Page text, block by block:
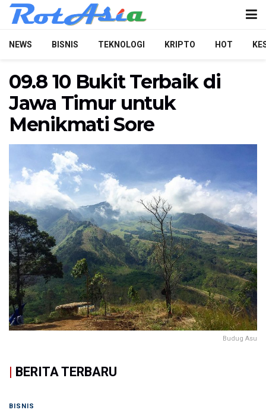
NEWS BISNIS TEKNOLOGI KRIPTO HOT
09.8 10 Bukit Terbaik di
Jawa Timur untuk
Menikmati Sore
Budug Asu
| BERITA TERBARU
BISNIS